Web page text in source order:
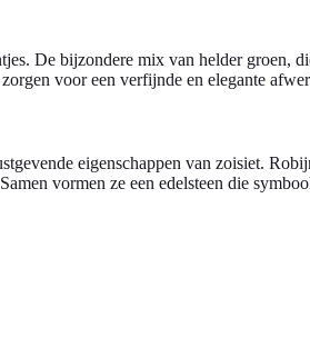
De bijzondere mix van helder groen,
voor een verfijnde en elegante
eigenschappen van zoisiet.
vormen ze een edelsteen die